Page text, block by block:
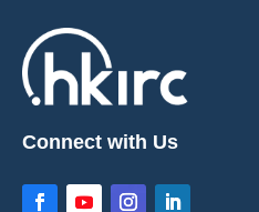
Connect with Us